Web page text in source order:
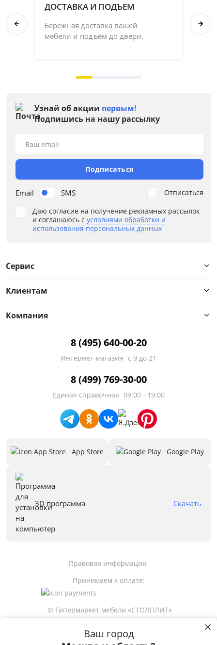
Ваш город
ДОСТАВКА И ПОДЪЕМ
Бережная доставка вашей
мебели и подъём до двери.
Узнай об акции первым!
Подпишись на нашу рассылку
Email SMS
Ваш email
Подписаться
Даю согласие на получение рекламных рассылок
и соглашаюсь с условиями обработки и
использования персональных данных
Отписаться
Сервис
Клиентам
Компания
8 (495) 640-00-20
Интернет-магазин с 9 до 21
8 (499) 769-30-00
Единая справочная 09:00 - 19:00
App Store Google Play
3D программа Скачать
© Гипермаркет мебели «СТОЛПЛИТ»
Принимаем к оплате:
Правовая информация